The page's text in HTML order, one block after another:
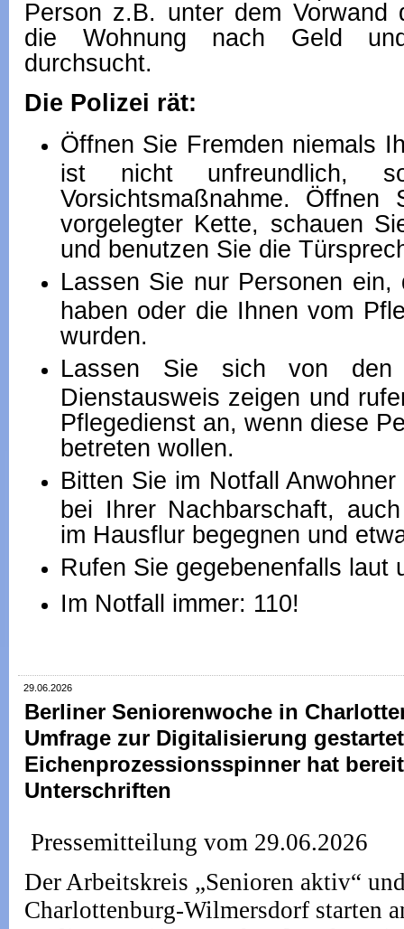
Person z.B. unter dem Vorwand
die Wohnung nach Geld und
durchsucht.
Die Polizei rät:
Öffnen Sie Fremden niemals
ist nicht unfreundlich,
Vorsichtsmaßnahme.
vorgelegter Kette, schauen
und benutzen Sie die
Lassen Sie nur Personen
haben oder die Ihnen vom
wurden.
Lassen Sie sich von den
Dienstausweis zeigen und
Pflegedienst an, wenn diese
betreten wollen.
Bitten Sie im Notfall
bei Ihrer Nachbarschaft,
im Hausflur begegnen und
Rufen Sie gegebenenfalls laut
Im Notfall immer: 110!
29.06.2026
Berliner Seniorenwoche in
Umfrage zur Digitalisierung
Eichenprozessionsspinner hat
Unterschriften
Pressemitteilung vom 29.06.2026
Der Arbeitskreis „Senioren aktiv“
Charlottenburg-Wilmersdorf starten